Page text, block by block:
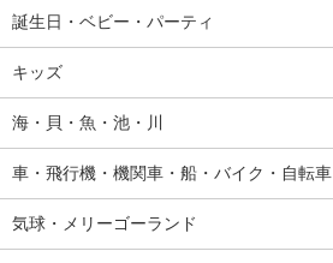
誕生日・ベビー・パーティ
キッズ
海・貝・魚・池・川
車・飛行機・機関車・船・バイク・自転車
気球・メリーゴーランド